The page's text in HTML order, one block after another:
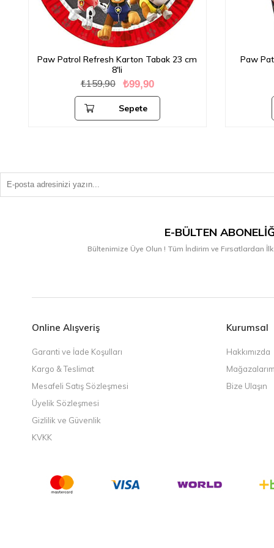
Paw Patrol Refresh Karton Tabak 23 cm
8'li
₺99,90
₺159,90
Sepete
Paw
E-BÜLTEN
Bültenimize Üye Olun ! Tüm İndirim ve Fırsatlardan
Online Alışveriş
Garanti ve İade Koşulları
Kargo & Teslimat
Mesafeli Satış Sözleşmesi
Üyelik Sözleşmesi
Gizlilik ve Güvenlik
KVKK
Kurumsal
Hakkımızda
Bize Ulaşın